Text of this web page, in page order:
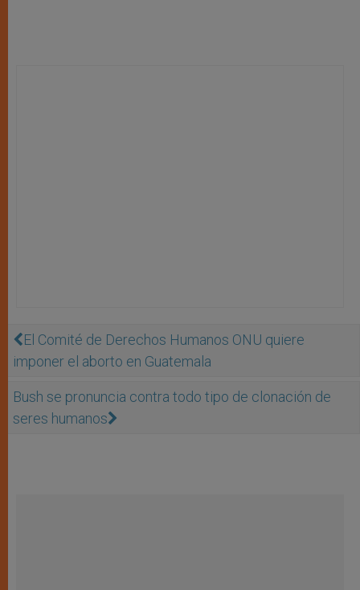
El Comité de Derechos Humanos ONU quiere
imponer el aborto en Guatemala
Bush se pronuncia contra todo tipo de clonación de
seres humanos